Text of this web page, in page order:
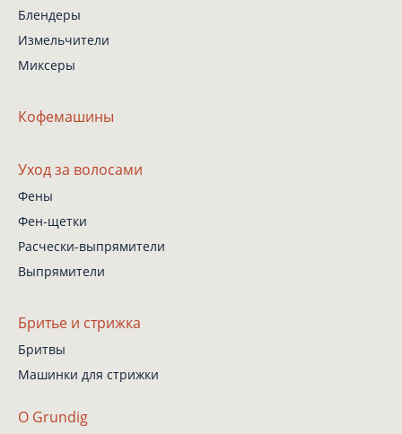
Блендеры
Измельчители
Миксеры
Кофемашины
Уход за волосами
Фены
Фен-щетки
Расчески-выпрямители
Выпрямители
Бритье и стрижка
Бритвы
Машинки для стрижки
О Grundig